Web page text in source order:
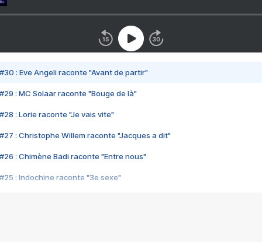
#30 : Eve Angeli raconte "Avant de partir"
#29 : MC Solaar raconte "Bouge de là"
#28 : Lorie raconte "Je vais vite"
#27 : Christophe Willem raconte "Jacques a dit"
#26 : Chimène Badi raconte "Entre nous"
#25 : Indochine raconte "3e sexe"